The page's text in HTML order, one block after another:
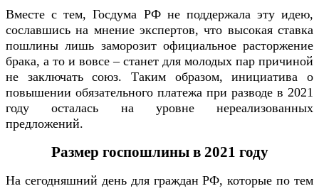
Вместе с тем, Госдума РФ не поддержала эту идею,
сославшись на мнение экспертов, что высокая ставка
пошлины лишь заморозит официальное расторжение
брака, а то и вовсе – станет для молодых пар причиной
не заключать союз. Таким образом, инициатива о
повышении обязательного платежа при разводе в 2021
году осталась на уровне нереализованных
предложений.
Размер госпошлины в 2021 году
На сегодняшний день для граждан РФ, которые по тем